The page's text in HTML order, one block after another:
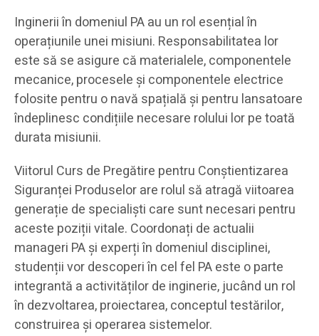
Inginerii în domeniul PA au un rol esențial în
operațiunile unei misiuni. Responsabilitatea lor
este să se asigure că materialele, componentele
mecanice, procesele și componentele electrice
folosite pentru o navă spațială și pentru lansatoare
îndeplinesc condițiile necesare rolului lor pe toată
durata misiunii.
Viitorul Curs de Pregătire pentru Conștientizarea
Siguranței Produselor are rolul să atragă viitoarea
generație de specialiști care sunt necesari pentru
aceste poziții vitale. Coordonați de actualii
manageri PA și experți în domeniul disciplinei,
studenții vor descoperi în cel fel PA este o parte
integrantă a activităților de inginerie, jucând un rol
în dezvoltarea, proiectarea, conceptul testărilor,
construirea și operarea sistemelor.